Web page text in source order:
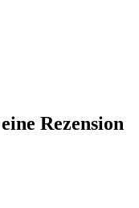
Rezension